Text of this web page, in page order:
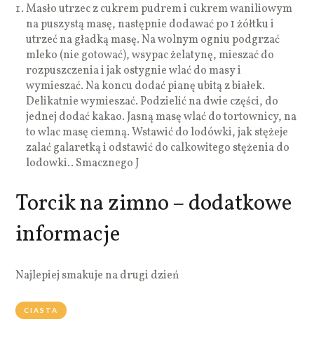
Masło utrzec z cukrem pudrem i cukrem waniliowym
na puszystą masę, następnie dodawać po 1 żółtku i
utrzeć na gładką masę. Na wolnym ogniu podgrzać
mleko (nie gotować), wsypac żelatynę, mieszać do
rozpuszczenia i jak ostygnie wlać do masy i
wymieszać. Na koncu dodać pianę ubitą z białek.
Delikatnie wymieszać. Podzielić na dwie części, do
jednej dodać kakao. Jasną masę wlać do tortownicy, na
to wlac masę ciemną. Wstawić do lodówki, jak stężeje
zalać galaretką i odstawić do calkowitego stężenia do
lodowki.. Smacznego J
Torcik na zimno – dodatkowe
informacje
Najlepiej smakuje na drugi dzień
CIASTA